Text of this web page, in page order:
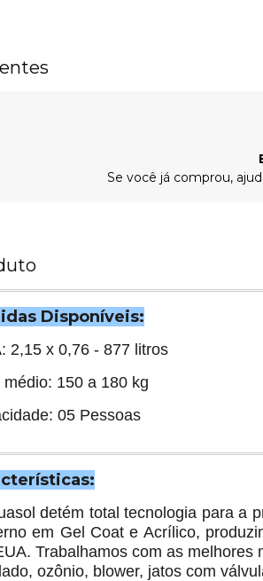
Se você já comprou,
Disponíveis:
2,15 x 0,76 - 877 litros
médio: 150 a 180 kg
05 Pessoas
detém total tecnologia para a
em Gel Coat e Acrílico,
Trabalhamos com as
ozônio, blower, jatos com